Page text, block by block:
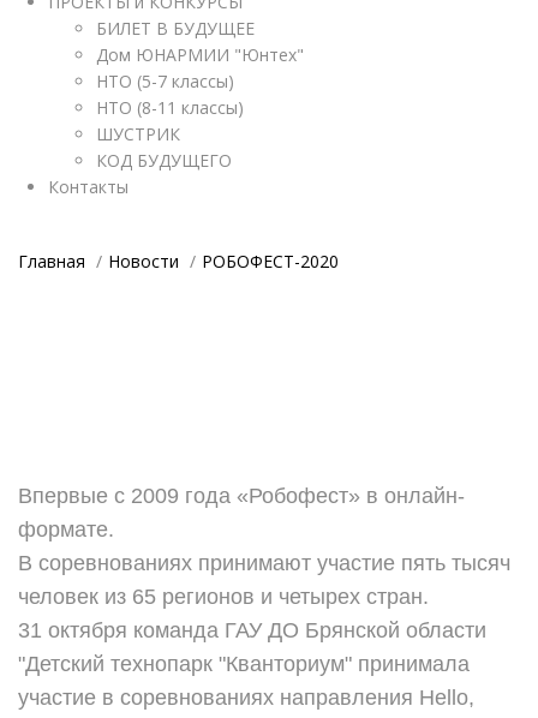
БИЛЕТ В БУДУЩЕЕ
Дом ЮНАРМИИ "Юнтех"
НТО (5-7 классы)
НТО (8-11 классы)
ШУСТРИК
КОД БУДУЩЕГО
Контакты
Главная Новости РОБОФЕСТ-2020
Впервые с 2009 года «Робофест» в онлайн-
формате.
В соревнованиях принимают участие пять тысяч
человек из 65 регионов и четырех стран.
31 октября команда ГАУ ДО Брянской области
"Детский технопарк "Кванториум" принимала
участие в соревнованиях направления Hello,